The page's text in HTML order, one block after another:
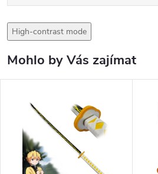
High-contrast mode
Mohlo by Vás zajímat